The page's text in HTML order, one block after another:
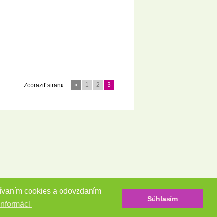
cookies a odovzdaním
Súhlasím
Zobraziť stranu: « 1 2 3